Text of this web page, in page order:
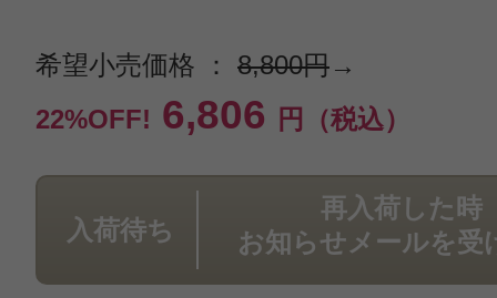
希望小売価格 ： 8,800円→
22%OFF! 6,806 円（税込）
入荷待ち
再入荷した時
お知らせメールを受